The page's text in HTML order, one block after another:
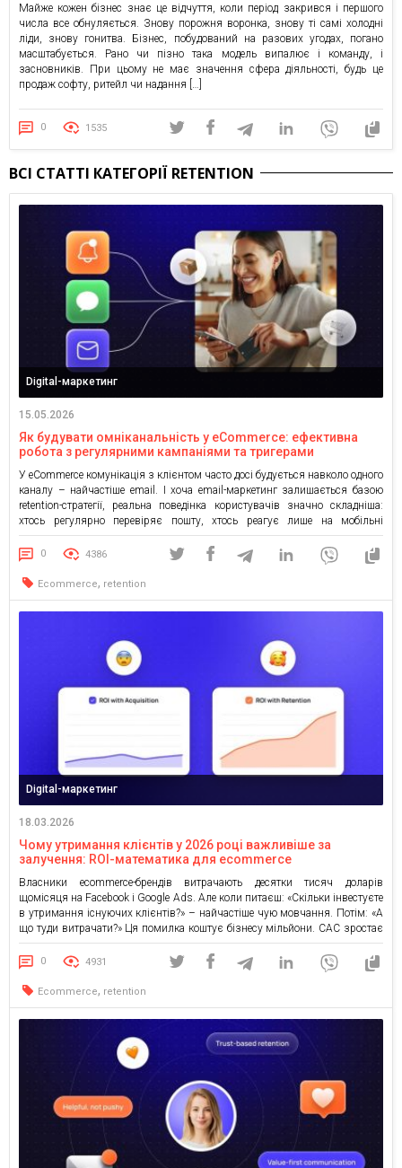
Майже кожен бізнес знає це відчуття, коли період закрився і першого
числа все обнуляється. Знову порожня воронка, знову ті самі холодні
ліди, знову гонитва. Бізнес, побудований на разових угодах, погано
масштабується. Рано чи пізно така модель випалює і команду, і
засновників. При цьому не має значення сфера діяльності, будь це
продаж софту, ритейл чи надання […]
0 1535
ВСІ СТАТТІ КАТЕГОРІЇ RETENTION
Digital-маркетинг
15.05.2026
Як будувати омніканальність у eCommerce: ефективна
робота з регулярними кампаніями та тригерами
У eCommerce комунікація з клієнтом часто досі будується навколо одного
каналу – найчастіше email. І хоча email-маркетинг залишається базою
retention-стратегії, реальна поведінка користувачів значно складніша:
хтось регулярно перевіряє пошту, хтось реагує лише на мобільні
повідомлення, а хтось взагалі “випадає” з комунікації через
перевантажений inbox. Тут і з’являється потреба в омніканальності. Але
0 4386
Ecommerce, retention
Digital-маркетинг
18.03.2026
Чому утримання клієнтів у 2026 році важливіше за
залучення: ROI-математика для ecommerce
Власники ecommerce-брендів витрачають десятки тисяч доларів
щомісяця на Facebook і Google Ads. Але коли питаєш: «Скільки інвестуєте
в утримання існуючих клієнтів?» – найчастіше чую мовчання. Потім: «А
що туди витрачати?» Ця помилка коштує бізнесу мільйони. CAC зростає
на сотні відсотків, а lifetime value клієнта залишається на місці. У 2026
році ця різниця між acquisition і […]
0 4931
Ecommerce, retention